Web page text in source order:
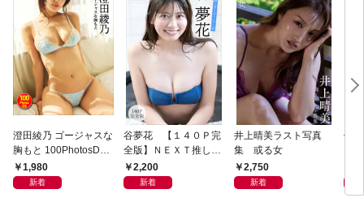
澄田綾乃 ゴージャスな
胸もと 100PhotosDX
[sabra net e-Book]
1,980
新着
谷夢花 【１４０Ｐ完
全版】ＮＥＸＴ推しガ
ール！ １～４ ヤン
マガデジタル写真集
2,200
新着
井上晴美ラスト写真
集 或る女
2,750
新着
似
写